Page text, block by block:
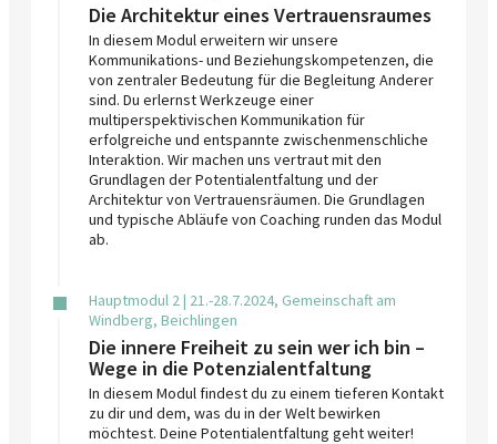
Die Architektur eines Vertrauensraumes
In diesem Modul erweitern wir unsere
Kommunikations- und Beziehungskompetenzen, die
von zentraler Bedeutung für die Begleitung Anderer
sind. Du erlernst Werkzeuge einer
multiperspektivischen Kommunikation für
erfolgreiche und entspannte zwischenmenschliche
Interaktion. Wir machen uns vertraut mit den
Grundlagen der Potentialentfaltung und der
Architektur von Vertrauensräumen. Die Grundlagen
und typische Abläufe von Coaching runden das Modul
ab.
Hauptmodul 2 | 21.-28.7.2024, Gemeinschaft am
Windberg, Beichlingen
Die innere Freiheit zu sein wer ich bin –
Wege in die Potenzialentfaltung
In diesem Modul findest du zu einem tieferen Kontakt
zu dir und dem, was du in der Welt bewirken
möchtest. Deine Potentialentfaltung geht weiter!